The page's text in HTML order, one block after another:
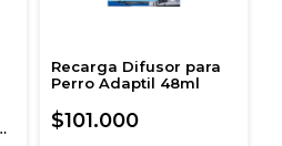
Recarga Difusor para
Perro Adaptil 48ml
$101.000